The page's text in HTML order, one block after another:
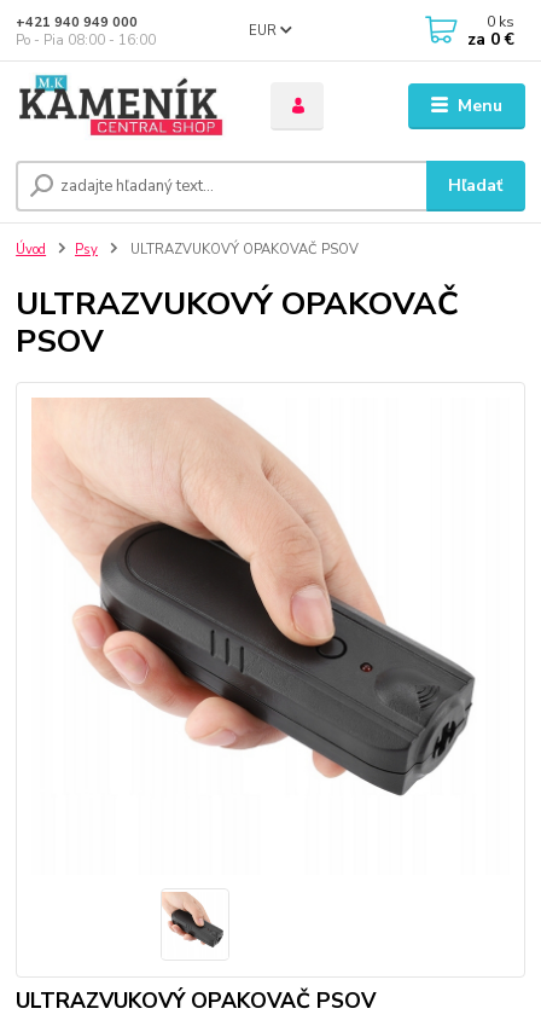
Menu
EUR
Hľadať
+421 940 949 000
Po - Pia 08:00 - 16:00
0 ks
za 0 €
Úvod Psy ULTRAZVUKOVÝ OPAKOVAČ PSOV
ULTRAZVUKOVÝ OPAKOVAČ
PSOV
ULTRAZVUKOVÝ OPAKOVAČ PSOV